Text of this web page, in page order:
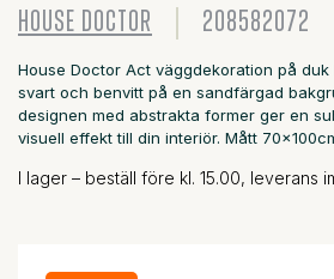
HOUSE DOCTOR 208582072
House Doctor Act väggdekoration på
svart och benvitt på en sandfärgad
designen med abstrakta former ger en
visuell effekt till din interiör. Mått
I lager – beställ före kl. 15.00, leverans